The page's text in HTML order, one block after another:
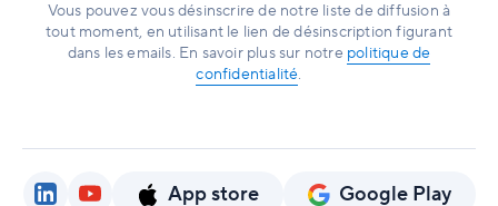
Vous pouvez vous désinscrire de notre liste de diffusion à
tout moment, en utilisant le lien de désinscription figurant
dans les emails. En savoir plus sur notre politique de
confidentialité.
App store Google Play